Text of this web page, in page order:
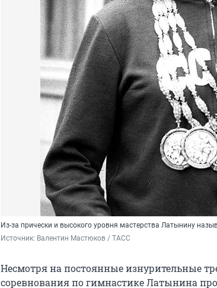
Из-за прически и высокого уровня мастерства Латынину
Источник: Валентин Мастюков / ТАСС
Несмотря на постоянные изнурительные
соревнования по гимнастике Латынина